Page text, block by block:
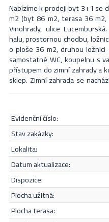
Souhlasím se
Nabízíme k prodeji byt 3+1 se
m2 (byt 86 m2, terasa 36
Vinohrady, ulice
halu, prostornou chodbu,
o ploše 36 m2, druhou
samostatné WC, koupelnu s
přístupem do zimní zahrady a
sklep. Zimní zahrada se
nabízí krásný výhled na
udržované budovy s
vyšším standardu
je možné přikoupit podíly na 3
ročním výnosem cca 80.000
financovat hypotečním
na trhu, kterou vám
občanská a kulturní
(Flora). V případě zájmu či
během víkendu.
evidenční číslo:
stav zakázky:
lokalita:
datum aktualizace:
dispozice:
plocha užitná:
plocha terasa: